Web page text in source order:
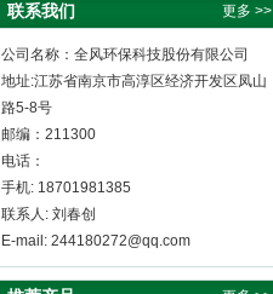
联系我们 更多 >>
公司名称：全风环保科技股份有限公司
地址:江苏省南京市高淳区经济开发区凤山
路5-8号
邮编：211300
电话：
手机: 18701981385
联系人: 刘春创
E-mail: 244180272@qq.com